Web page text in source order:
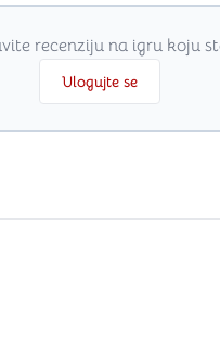
recenziju na igru koju
Ulogujte se